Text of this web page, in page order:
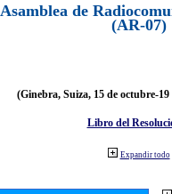
Asamblea de
(AR-07)
(Ginebra, Suiza, 15 de octubre-19
Libro del
Expandir todo